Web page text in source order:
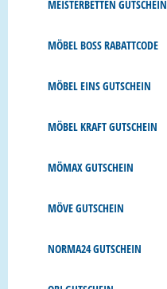
MEISTERBETTEN GUTSCHEIN
MÖBEL BOSS RABATTCODE
MÖBEL EINS GUTSCHEIN
MÖBEL KRAFT GUTSCHEIN
MÖMAX GUTSCHEIN
MÖVE GUTSCHEIN
NORMA24 GUTSCHEIN